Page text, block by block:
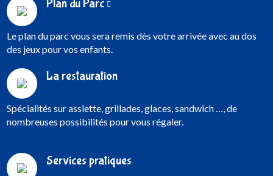
Plan du Parc
Le plan du parc vous sera remis dès votre arrivée avec au dos
des jeux pour vos enfants.
La restauration
Spécialités sur assiette, grillades, glaces, sandwich …, de
nombreuses possibilités pour vous régaler.
Services pratiques